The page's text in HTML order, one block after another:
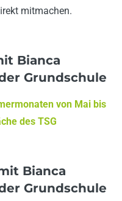
mitmachen.
Bianca
Grundschule
von Mai bis
des TSG
Bianca
Grundschule